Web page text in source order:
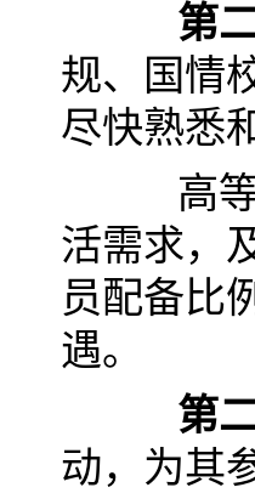
第
规、国情
尽快熟悉
高等
活需求，
员配备比
遇。
第
动，为其